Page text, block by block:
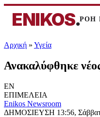
ENIKOS.ΡΟΗ
Αρχική » Υγεία
Ανακαλύφθηκε
EN
ΕΠΙΜΕΛΕΙΑ
Enikos Newsroom
ΔΗΜΟΣΙΕΥΣΗ 13:56,